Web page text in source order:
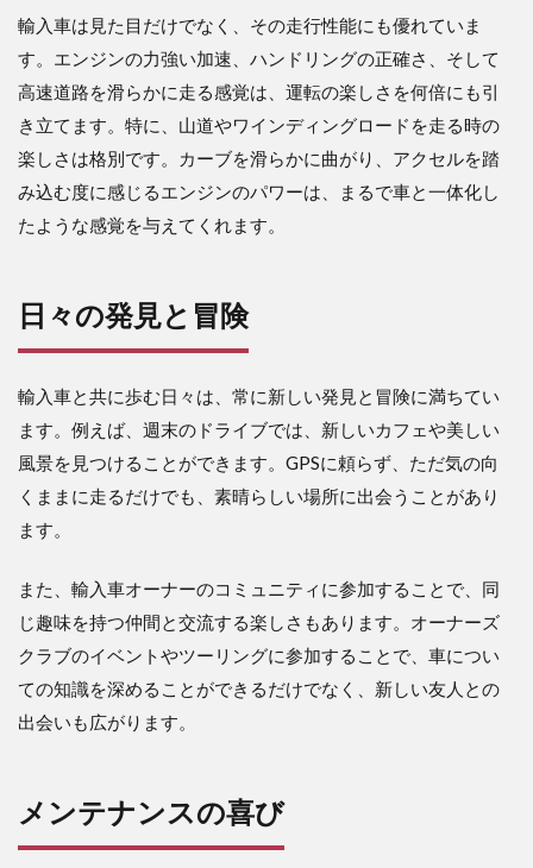
輸入車は見た目だけでなく、その走行性能にも優れていま
す。エンジンの力強い加速、ハンドリングの正確さ、そして
高速道路を滑らかに走る感覚は、運転の楽しさを何倍にも引
き立てます。特に、山道やワインディングロードを走る時の
楽しさは格別です。カーブを滑らかに曲がり、アクセルを踏
み込む度に感じるエンジンのパワーは、まるで車と一体化し
たような感覚を与えてくれます。
日々の発見と冒険
輸入車と共に歩む日々は、常に新しい発見と冒険に満ちてい
ます。例えば、週末のドライブでは、新しいカフェや美しい
風景を見つけることができます。GPSに頼らず、ただ気の向
くままに走るだけでも、素晴らしい場所に出会うことがあり
ます。
また、輸入車オーナーのコミュニティに参加することで、同
じ趣味を持つ仲間と交流する楽しさもあります。オーナーズ
クラブのイベントやツーリングに参加することで、車につい
ての知識を深めることができるだけでなく、新しい友人との
出会いも広がります。
メンテナンスの喜び